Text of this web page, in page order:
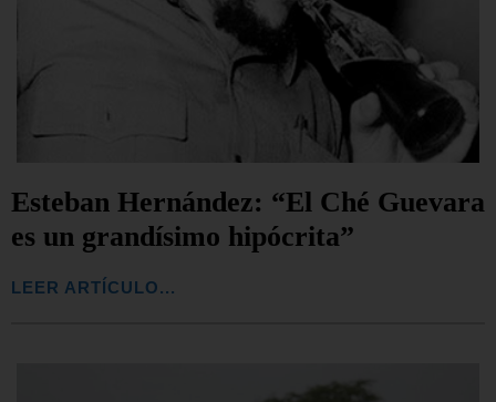
Esteban Hernández: “El Ché Guevara
es un grandísimo hipócrita”
LEER ARTÍCULO...